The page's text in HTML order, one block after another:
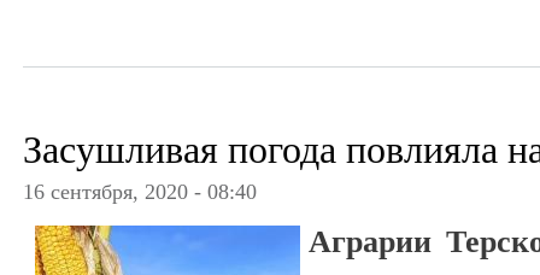
Засушливая погода повлияла
16 сентября, 2020 - 08:40
Аграрии